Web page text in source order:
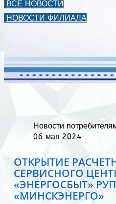
ВСЕ НОВОСТИ
НОВОСТИ ФИЛИАЛА
Новости
06 мая 2024
ОТКРЫТИЕ
СЕРВИСНОГО
«ЭНЕРГОСБЫТ» РУП
«МИНСКЭНЕРГО»